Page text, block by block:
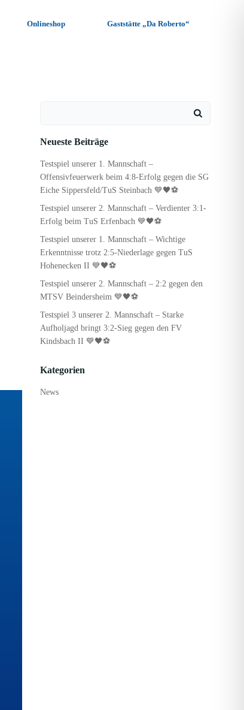
Onlineshop Gaststätte „Da Roberto“
Neueste Beiträge
Testspiel unserer 1. Mannschaft –
Offensivfeuerwerk beim 4:8-Erfolg gegen die SG
Eiche Sippersfeld/TuS Steinbach 💙🖤⚽
Testspiel unserer 2. Mannschaft – Verdienter 3:1-
Erfolg beim TuS Erfenbach 💙🖤⚽
Testspiel unserer 1. Mannschaft – Wichtige
Erkenntnisse trotz 2:5-Niederlage gegen TuS
Hohenecken II 💙🖤⚽
Testspiel unserer 2. Mannschaft – 2:2 gegen den
MTSV Beindersheim 💙🖤⚽
Testspiel 3 unserer 2. Mannschaft – Starke
Aufholjagd bringt 3:2-Sieg gegen den FV
Kindsbach II 💙🖤⚽
Kategorien
News